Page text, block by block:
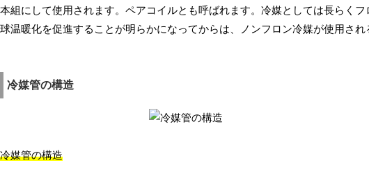
本組にして使用されます。ペアコイルとも呼ばれます。冷媒としては長らく
球温暖化を促進することが明らかになってからは、ノンフロン冷媒が使用され
冷媒管の構造
冷媒管の構造